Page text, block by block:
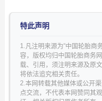
特此声明
1.凡注明来源为“中国轮胎商
容，版权均归中国轮胎商务
载、引用，须注明来源及原
将依法追究相关责任。
2.本网转载其他媒体或公开
点交流，不代表本网赞同其